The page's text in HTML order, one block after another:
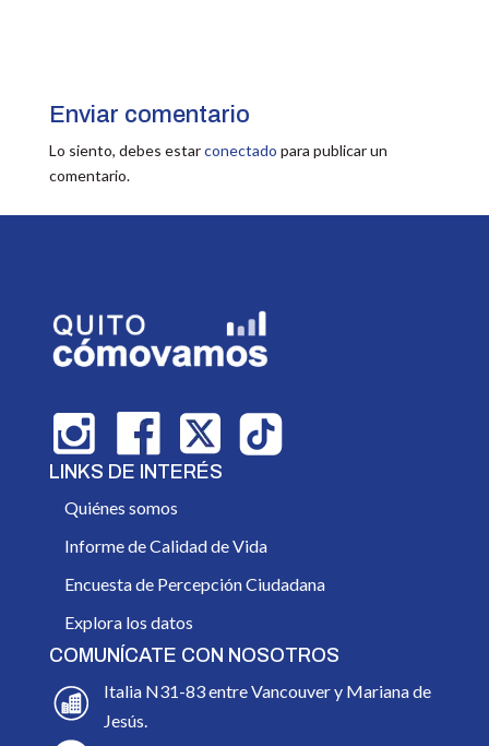
Enviar comentario
Lo siento, debes estarconectado para publicar un
comentario.
LINKS DE INTERÉS
Quiénes somos
Informe de Calidad de Vida
Encuesta de Percepción Ciudadana
Explora los datos
COMUNÍCATE CON NOSOTROS
Italia N31-83 entre Vancouver y Mariana de
Jesús.